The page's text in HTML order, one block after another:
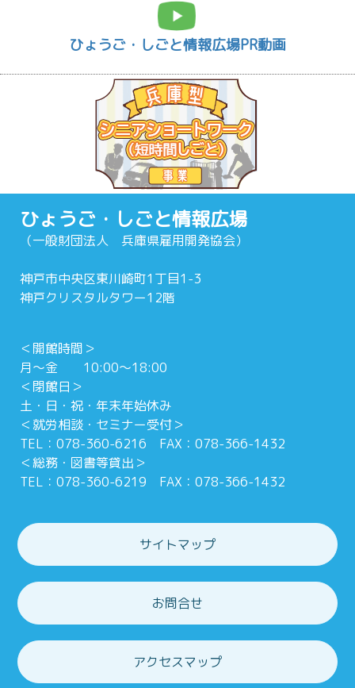
ひょうご・しごと情報広場PR動画
ひょうご・しごと情報広場
（一般財団法人 兵庫県雇用開発協会）
神戸市中央区東川崎町1丁目1-3
神戸クリスタルタワー12階
＜開館時間＞
月～金 10:00～18:00
＜閉館日＞
土・日・祝・年末年始休み
＜就労相談・セミナー受付＞
TEL：078-360-6216 FAX：078-366-1432
＜総務・図書等貸出＞
TEL：078-360-6219 FAX：078-366-1432
サイトマップ
お問合せ
アクセスマップ